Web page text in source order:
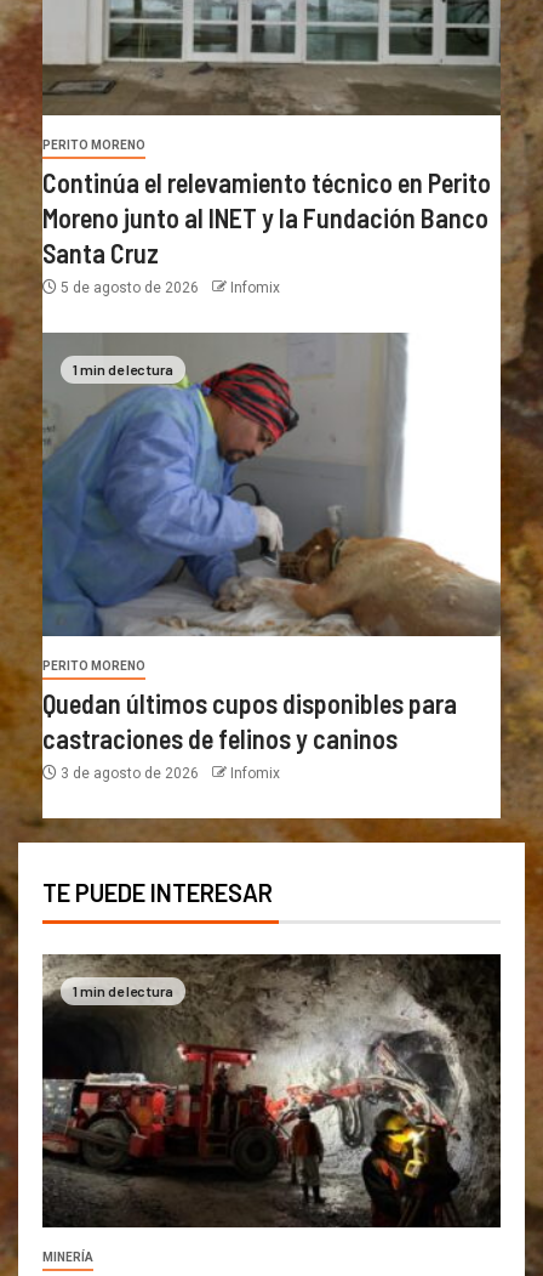
PERITO MORENO
Continúa el relevamiento técnico en Perito
Moreno junto al INET y la Fundación Banco
Santa Cruz
5 de agosto de 2026 Infomix
1 min de lectura
PERITO MORENO
Quedan últimos cupos disponibles para
castraciones de felinos y caninos
3 de agosto de 2026 Infomix
TE PUEDE INTERESAR
1 min de lectura
MINERÍA